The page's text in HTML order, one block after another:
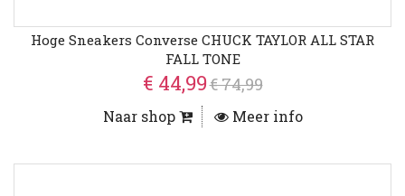
Hoge Sneakers Converse CHUCK TAYLOR ALL STAR
FALL TONE
€ 44,99€ 74,99
Naar shop Meer info